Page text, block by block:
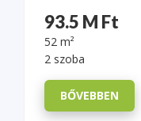
93.5 M Ft
52 m²
2 szoba
BŐVEBBEN